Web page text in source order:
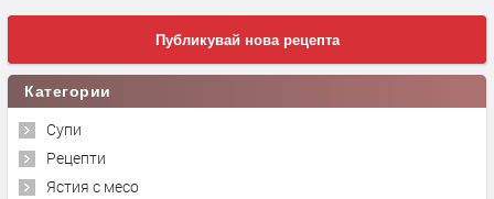
Публикувай нова рецепта
Категории
Супи
Рецепти
Ястия с месо